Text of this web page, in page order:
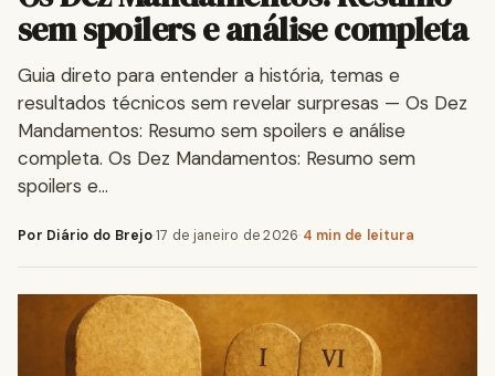
sem spoilers e análise completa
Guia direto para entender a história, temas e
resultados técnicos sem revelar surpresas — Os Dez
Mandamentos: Resumo sem spoilers e análise
completa. Os Dez Mandamentos: Resumo sem
spoilers e…
Por Diário do Brejo·17 de janeiro de 2026·4 min de leitura